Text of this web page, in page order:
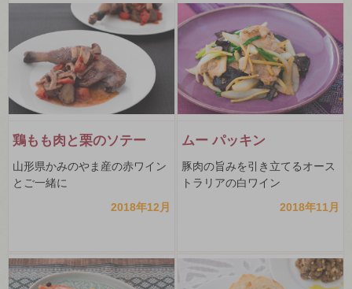
鶏もも肉と栗のソテー
山形県かみのやま産の赤ワイン
とご一緒に
2018年12月
ムー パッキン
豚肉の旨みを引き立てるオース
トラリアの白ワイン
2018年11月